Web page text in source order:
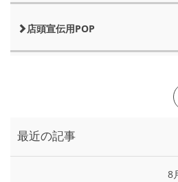
店頭宣伝用POP
最近の記事
8